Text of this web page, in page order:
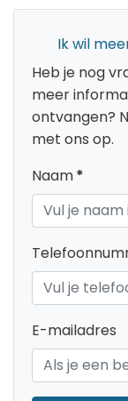
Ik wil
Heb je nog
meer
ontvangen?
met ons op.
Naam*
E-mailadres